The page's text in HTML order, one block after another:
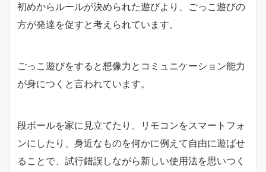
初めからルールが決められた遊びより、ごっこ遊びの
方が発達を促すと考えられています。
ごっこ遊びをすると想像力とコミュニケーション能力
が身につくと言われています。
段ボールを家に見立てたり、リモコンをスマートフォ
ンにしたり、身近なものを何かに例えて自由に遊ばせ
ることで、試行錯誤しながら新しい使用法を思いつく